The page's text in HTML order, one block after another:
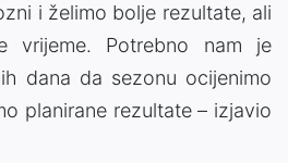
i želimo bolje rezultate, ali
vrijeme. Potrebno nam je
dana da sezonu ocijenimo
planirane rezultate – izjavio